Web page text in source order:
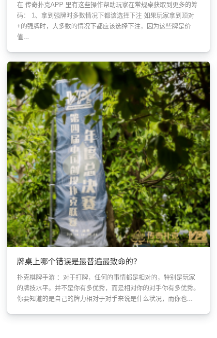
在 传奇扑克APP 里有这些操作帮助玩家在常规桌获取到更多的筹
码： 1、拿到强牌时多数情况下都该选择下注 如果玩家拿到顶对
+的强牌时，大多数的情况下都应该选择下注，因为这些牌是价
值...
牌桌上哪个错误是最普遍最致命的？
扑克棋牌手游 ：对于打牌，任何的事情都是相对的，特别是玩家
的牌技水平。并不是你有多优秀，而是相对你的对手你有多优秀。
你要知道的是自己的牌力相对于对手来说是什么状况，而你也...